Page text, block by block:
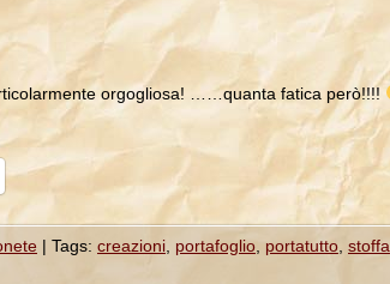
orgogliosa! ……quanta fatica però!!!!
| Tags: creazioni portafoglio portatutto stoffa